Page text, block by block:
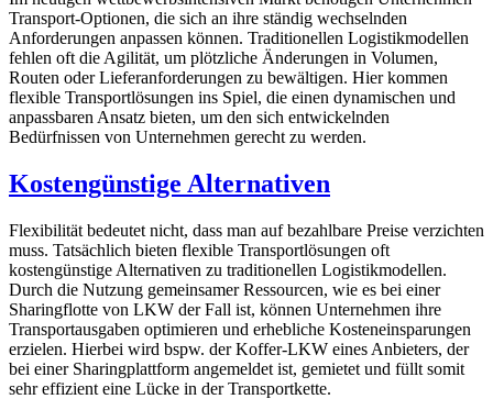
Transport-Optionen, die sich an ihre ständig wechselnden
Anforderungen anpassen können. Traditionellen Logistikmodellen
fehlen oft die Agilität, um plötzliche Änderungen in Volumen,
Routen oder Lieferanforderungen zu bewältigen. Hier kommen
flexible Transportlösungen ins Spiel, die einen dynamischen und
anpassbaren Ansatz bieten, um den sich entwickelnden
Bedürfnissen von Unternehmen gerecht zu werden.
Kostengünstige Alternativen
Flexibilität bedeutet nicht, dass man auf bezahlbare Preise verzichten
muss. Tatsächlich bieten flexible Transportlösungen oft
kostengünstige Alternativen zu traditionellen Logistikmodellen.
Durch die Nutzung gemeinsamer Ressourcen, wie es bei einer
Sharingflotte von LKW der Fall ist, können Unternehmen ihre
Transportausgaben optimieren und erhebliche Kosteneinsparungen
erzielen. Hierbei wird bspw. der Koffer-LKW eines Anbieters, der
bei einer Sharingplattform angemeldet ist, gemietet und füllt somit
sehr effizient eine Lücke in der Transportkette.